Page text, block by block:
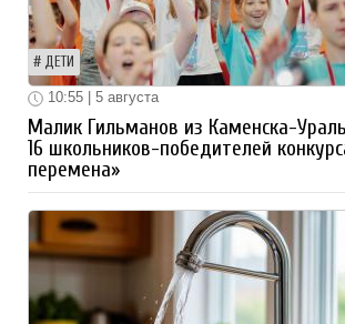
ДЕТИ
10:55 | 5 августа
Малик Гильманов из Каменска-
16 школьников-победителей
перемена»